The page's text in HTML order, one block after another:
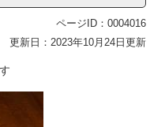
ページID：0004016
更新日：2023年10月24日更新